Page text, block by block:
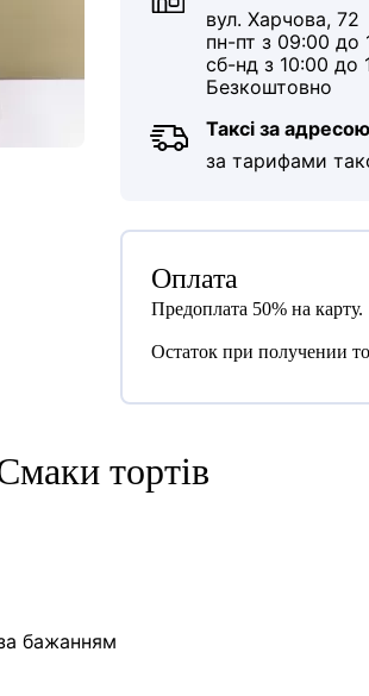
вул. Харчова, 72
пн-пт з 09:00 до
сб-нд з 10:00 до
Безкоштовно
Таксі за адресою
за тарифами
Оплата
Предоплата 50% на карту.
Остаток при получении
тортів
бажанням